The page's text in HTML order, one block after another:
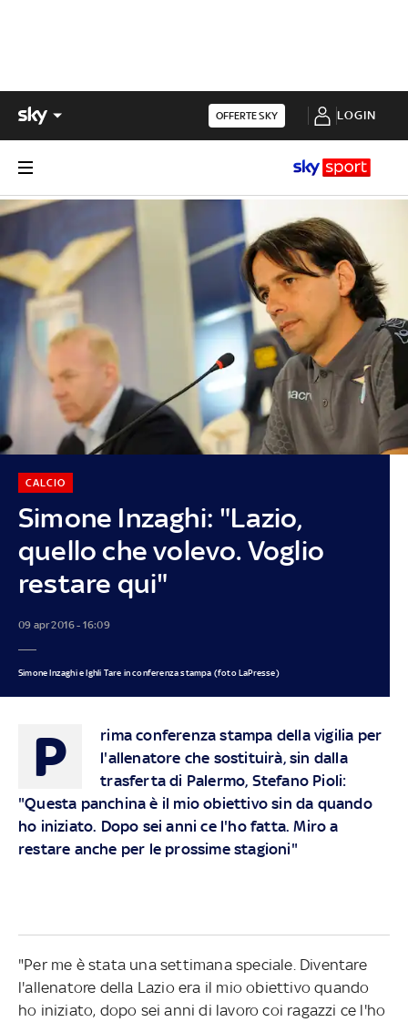
OFFERTE SKY LOGIN
Simone Inzaghi: "Lazio,
quello che volevo. Voglio
restare qui"
CALCIO
09 apr 2016 - 16:09
Simone Inzaghi e Ighli Tare in conferenza stampa (foto LaPresse)
P
rima conferenza stampa della vigilia per
l'allenatore che sostituirà, sin dalla
trasferta di Palermo, Stefano Pioli:
"Questa panchina è il mio obiettivo sin da quando
ho iniziato. Dopo sei anni ce l'ho fatta. Miro a
restare anche per le prossime stagioni"
"Per me è stata una settimana speciale. Diventare
l'allenatore della Lazio era il mio obiettivo quando
ho iniziato, dopo sei anni di lavoro coi ragazzi ce l'ho